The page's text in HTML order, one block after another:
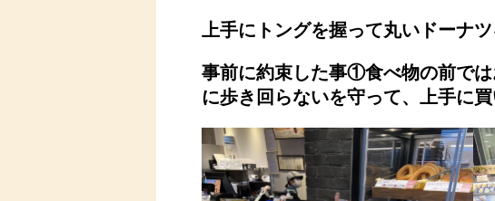
上手にトングを握って丸いドーナ
事前に約束した事①食べ物の前で
に歩き回らないを守って、上手に